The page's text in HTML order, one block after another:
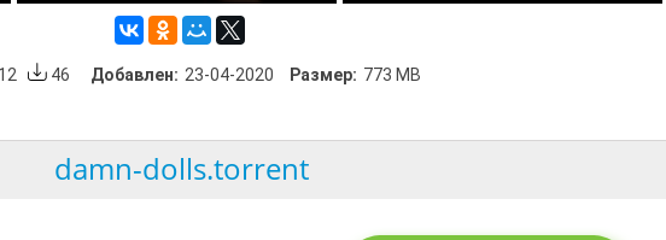
46 Добавлен: 23-04-2020 Размер: 773 MB
damn-dolls.torrent